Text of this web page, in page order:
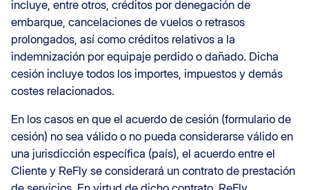
incluye, entre otros, créditos por denegación de
embarque, cancelaciones de vuelos o retrasos
prolongados, así como créditos relativos a la
indemnización por equipaje perdido o dañado. Dicha
cesión incluye todos los importes, impuestos y demás
costes relacionados.
En los casos en que el acuerdo de cesión (formulario de
cesión) no sea válido o no pueda considerarse válido en
una jurisdicción específica (país), el acuerdo entre el
Cliente y ReFly se considerará un contrato de prestación